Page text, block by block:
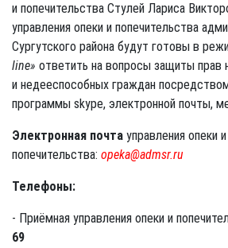
и попечительства Стулей Лариса
управления опеки и попечительства
Сургутского района будут готовы в
line» ответить на вопросы защиты прав
и недееспособных граждан
программы skype, электронной почты,
Электронная почта управления опеки и
попечительства: opeka@admsr.ru
Телефоны:
- Приёмная управления опеки и
69